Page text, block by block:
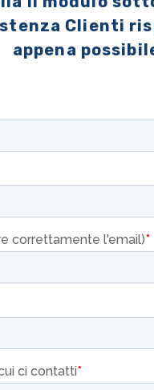
Clienti
appena